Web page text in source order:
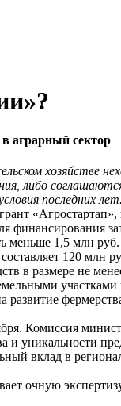
в аграрный сектор
либо
последних лет.
финансирования
меньше 1,5 млн
120
в размере не
развитие
Комиссия
и уникальности
вклад в
очную